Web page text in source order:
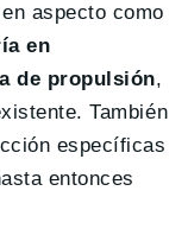
aspecto como
en
de propulsión,
También
específicas
entonces